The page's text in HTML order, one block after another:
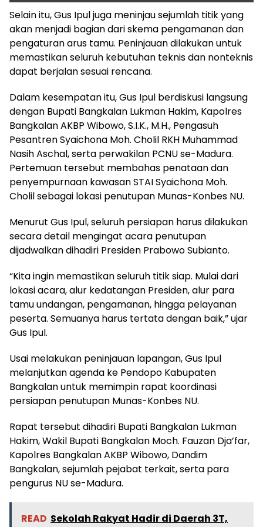
Selain itu, Gus Ipul juga meninjau sejumlah titik yang
akan menjadi bagian dari skema pengamanan dan
pengaturan arus tamu. Peninjauan dilakukan untuk
memastikan seluruh kebutuhan teknis dan nonteknis
dapat berjalan sesuai rencana.
Dalam kesempatan itu, Gus Ipul berdiskusi langsung
dengan Bupati Bangkalan Lukman Hakim, Kapolres
Bangkalan AKBP Wibowo, S.I.K., M.H., Pengasuh
Pesantren Syaichona Moh. Cholil RKH Muhammad
Nasih Aschal, serta perwakilan PCNU se-Madura.
Pertemuan tersebut membahas penataan dan
penyempurnaan kawasan STAI Syaichona Moh.
Cholil sebagai lokasi penutupan Munas-Konbes NU.
Menurut Gus Ipul, seluruh persiapan harus dilakukan
secara detail mengingat acara penutupan
dijadwalkan dihadiri Presiden Prabowo Subianto.
“Kita ingin memastikan seluruh titik siap. Mulai dari
lokasi acara, alur kedatangan Presiden, alur para
tamu undangan, pengamanan, hingga pelayanan
peserta. Semuanya harus tertata dengan baik,” ujar
Gus Ipul.
Usai melakukan peninjauan lapangan, Gus Ipul
melanjutkan agenda ke Pendopo Kabupaten
Bangkalan untuk memimpin rapat koordinasi
persiapan penutupan Munas-Konbes NU.
Rapat tersebut dihadiri Bupati Bangkalan Lukman
Hakim, Wakil Bupati Bangkalan Moch. Fauzan Dja’far,
Kapolres Bangkalan AKBP Wibowo, Dandim
Bangkalan, sejumlah pejabat terkait, serta para
pengurus NU se-Madura.
READ Sekolah Rakyat Hadir di Daerah 3T,